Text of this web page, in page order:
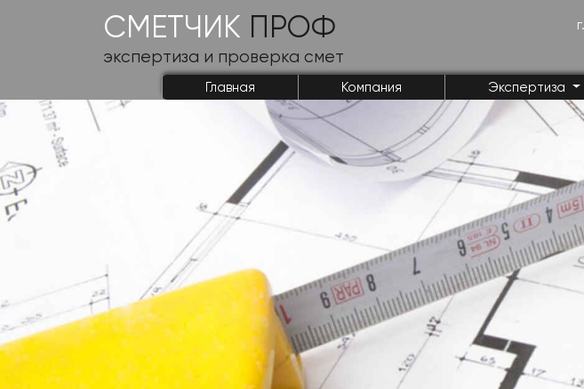
СМЕТЧИК ПРОФ
экспертиза и проверка смет
Главная Компания Экспертиза